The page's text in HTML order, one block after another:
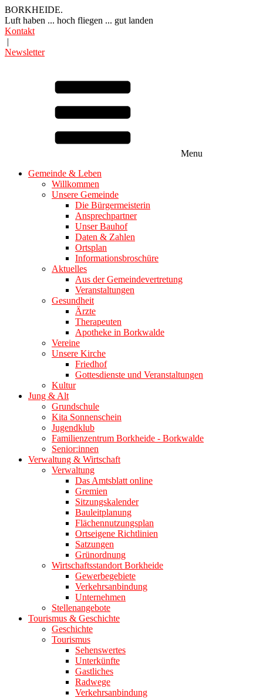
BORKHEIDE.
Luft haben ... hoch fliegen ... gut landen
Kontakt
|
Newsletter
Menu
Gemeinde & Leben
Willkommen
Unsere Gemeinde
Die Bürgermeisterin
Ansprechpartner
Unser Bauhof
Daten & Zahlen
Ortsplan
Informationsbroschüre
Aktuelles
Aus der Gemeindevertretung
Veranstaltungen
Gesundheit
Ärzte
Therapeuten
Apotheke in Borkwalde
Vereine
Unsere Kirche
Friedhof
Gottesdienste und Veranstaltungen
Kultur
Jung & Alt
Grundschule
Kita Sonnenschein
Jugendklub
Familienzentrum Borkheide - Borkwalde
Senior:innen
Verwaltung & Wirtschaft
Verwaltung
Das Amtsblatt online
Gremien
Sitzungskalender
Bauleitplanung
Flächennutzungsplan
Ortseigene Richtlinien
Satzungen
Grünordnung
Wirtschaftsstandort Borkheide
Gewerbegebiete
Verkehrsanbindung
Unternehmen
Stellenangebote
Tourismus & Geschichte
Geschichte
Tourismus
Sehenswertes
Unterkünfte
Gastliches
Radwege
Verkehrsanbindung